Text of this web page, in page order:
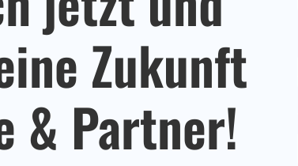
Zukunft
& Partner!